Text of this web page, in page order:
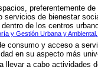
preferentemente
de bienestar
de los centros
y Gestión Urbana y
consumo y acceso a
en su aspecto más
llevar a cabo actividades